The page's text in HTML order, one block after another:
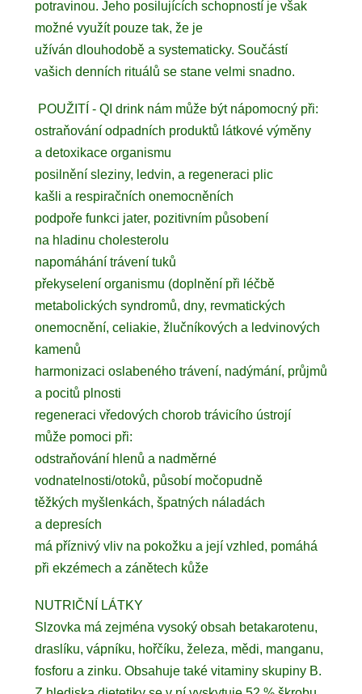
potravinou. Jeho posilujících schopností je však
možné využít pouze tak, že je
užíván dlouhodobě a systematicky. Součástí
vašich denních rituálů se stane velmi snadno.
POUŽITÍ - QI drink nám může být nápomocný při:
ostraňování odpadních produktů látkové výměny
a detoxikace organismu
posilnění sleziny, ledvin, a regeneraci plic
kašli a respiračních onemocněních
podpoře funkci jater, pozitivním působení
na hladinu cholesterolu
napomáhání trávení tuků
překyselení organismu (doplnění při léčbě
metabolických syndromů, dny, revmatických
onemocnění, celiakie, žlučníkových a ledvinových
kamenů
harmonizaci oslabeného trávení, nadýmání, průjmů
a pocitů plnosti
regeneraci vředových chorob trávicího ústrojí
může pomoci při:
odstraňování hlenů a nadměrné
vodnatelnosti/otoků, působí močopudně
těžkých myšlenkách, špatných náladách
a depresích
má příznivý vliv na pokožku a její vzhled, pomáhá
při ekzémech a zánětech kůže
NUTRIČNÍ LÁTKY
Slzovka má zejména vysoký obsah betakarotenu,
draslíku, vápníku, hořčíku, železa, mědi, manganu,
fosforu a zinku. Obsahuje také vitaminy skupiny B.